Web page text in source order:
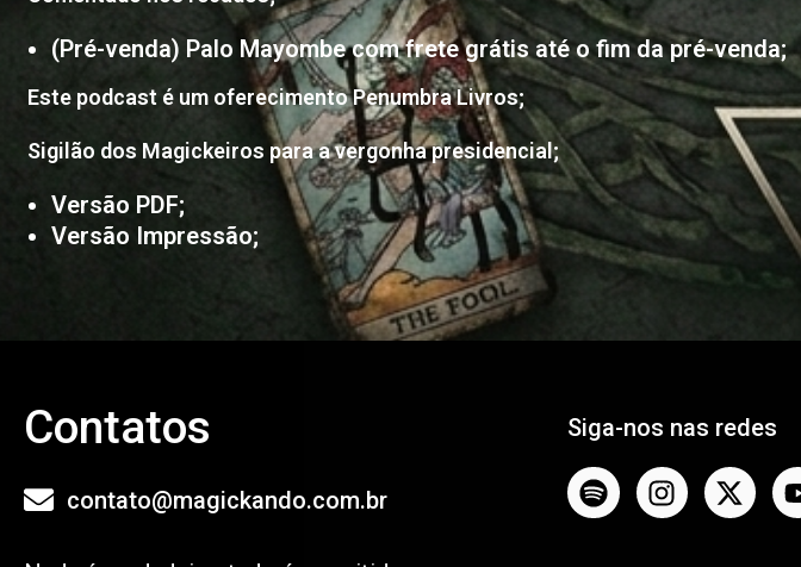
(Pré-venda) Palo Mayombe com frete grátis até o fim da pré-venda;
Este podcast é um oferecimento Penumbra Livros;
Sigilão dos Magickeiros para a vergonha presidencial;
Versão PDF;
Versão Impressão;
Contatos
contato@magickando.com.br
Siga-nos nas redes